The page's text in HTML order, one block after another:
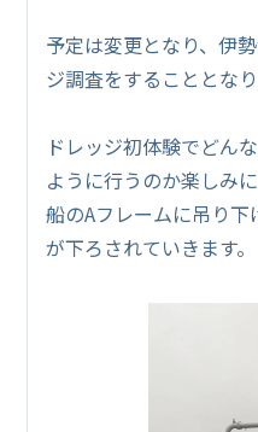
予定は変更となり、伊
ジ調査をすることとなり
ドレッジ初体験でどん
ように行うのか楽しみ
船のAフレームに吊り
が下ろされていきます。